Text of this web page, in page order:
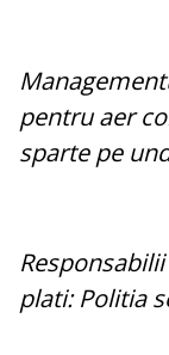
pentru aer
sparte pe
plati: Politia